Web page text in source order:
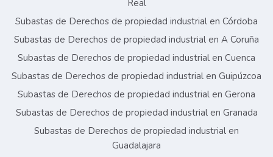
Real
Subastas de Derechos de propiedad industrial en Córdoba
Subastas de Derechos de propiedad industrial en A Coruña
Subastas de Derechos de propiedad industrial en Cuenca
Subastas de Derechos de propiedad industrial en Guipúzcoa
Subastas de Derechos de propiedad industrial en Gerona
Subastas de Derechos de propiedad industrial en Granada
Subastas de Derechos de propiedad industrial en
Guadalajara